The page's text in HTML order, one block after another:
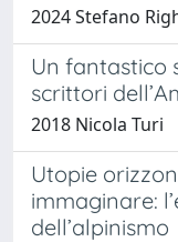
2024 Stefano
Un fantastico
scrittori
2018 Nicola Turi
Utopie
immaginare:
dell’alpinismo